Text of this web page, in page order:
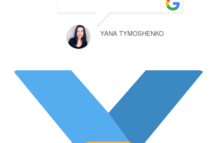
YANA TYMOSHENKO